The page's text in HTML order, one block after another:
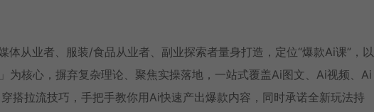
从业者、服装/食品从业者、副业探索者量身打造，定位“爆款Ai课”，以
为核心，摒弃复杂理论、聚焦实操落地，一站式覆盖Ai图文、Ai视频、Ai
搭拉流技巧，手把手教你用Ai快速产出爆款内容，同时承诺全新玩法持